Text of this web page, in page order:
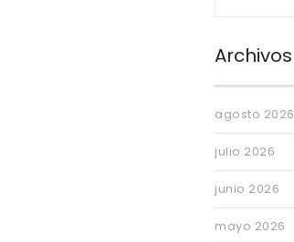
Archivos
agosto 2026
julio 2026
junio 2026
mayo 2026